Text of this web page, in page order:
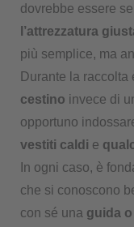
dovrebbe essere
l’attrezzatura
più semplice, ma
Durante la
cestino invece di
opportuno
vestiti caldi e
In ogni caso, è
che si conoscono
con sé una guida o